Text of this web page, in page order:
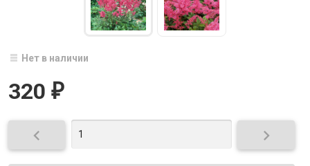
Нет в наличии
320 ₽
 